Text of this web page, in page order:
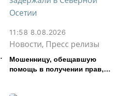
11:58 8.08.2026
Новости, Пресс релизы
Мошенницу, обещавшую
помощь в получении прав,